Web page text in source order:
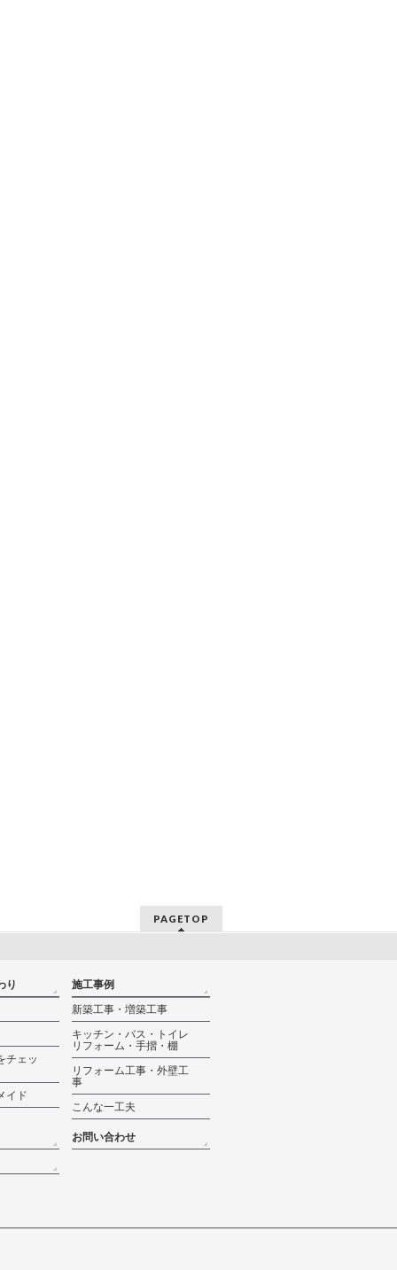
PAGETOP
り
チェッ
イド
施工事例
新築工事・増築工事
キッチン・バス・トイレ
リフォーム・手摺・棚
リフォーム工事・外壁工
事
こんな一工夫
お問い合わせ